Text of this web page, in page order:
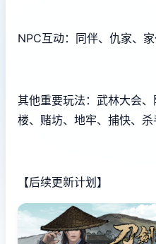
NPC互动：同伴、仇家、
其他重要玩法：武林大会
楼、赌坊、地牢、捕快、杀
【后续更新计划】